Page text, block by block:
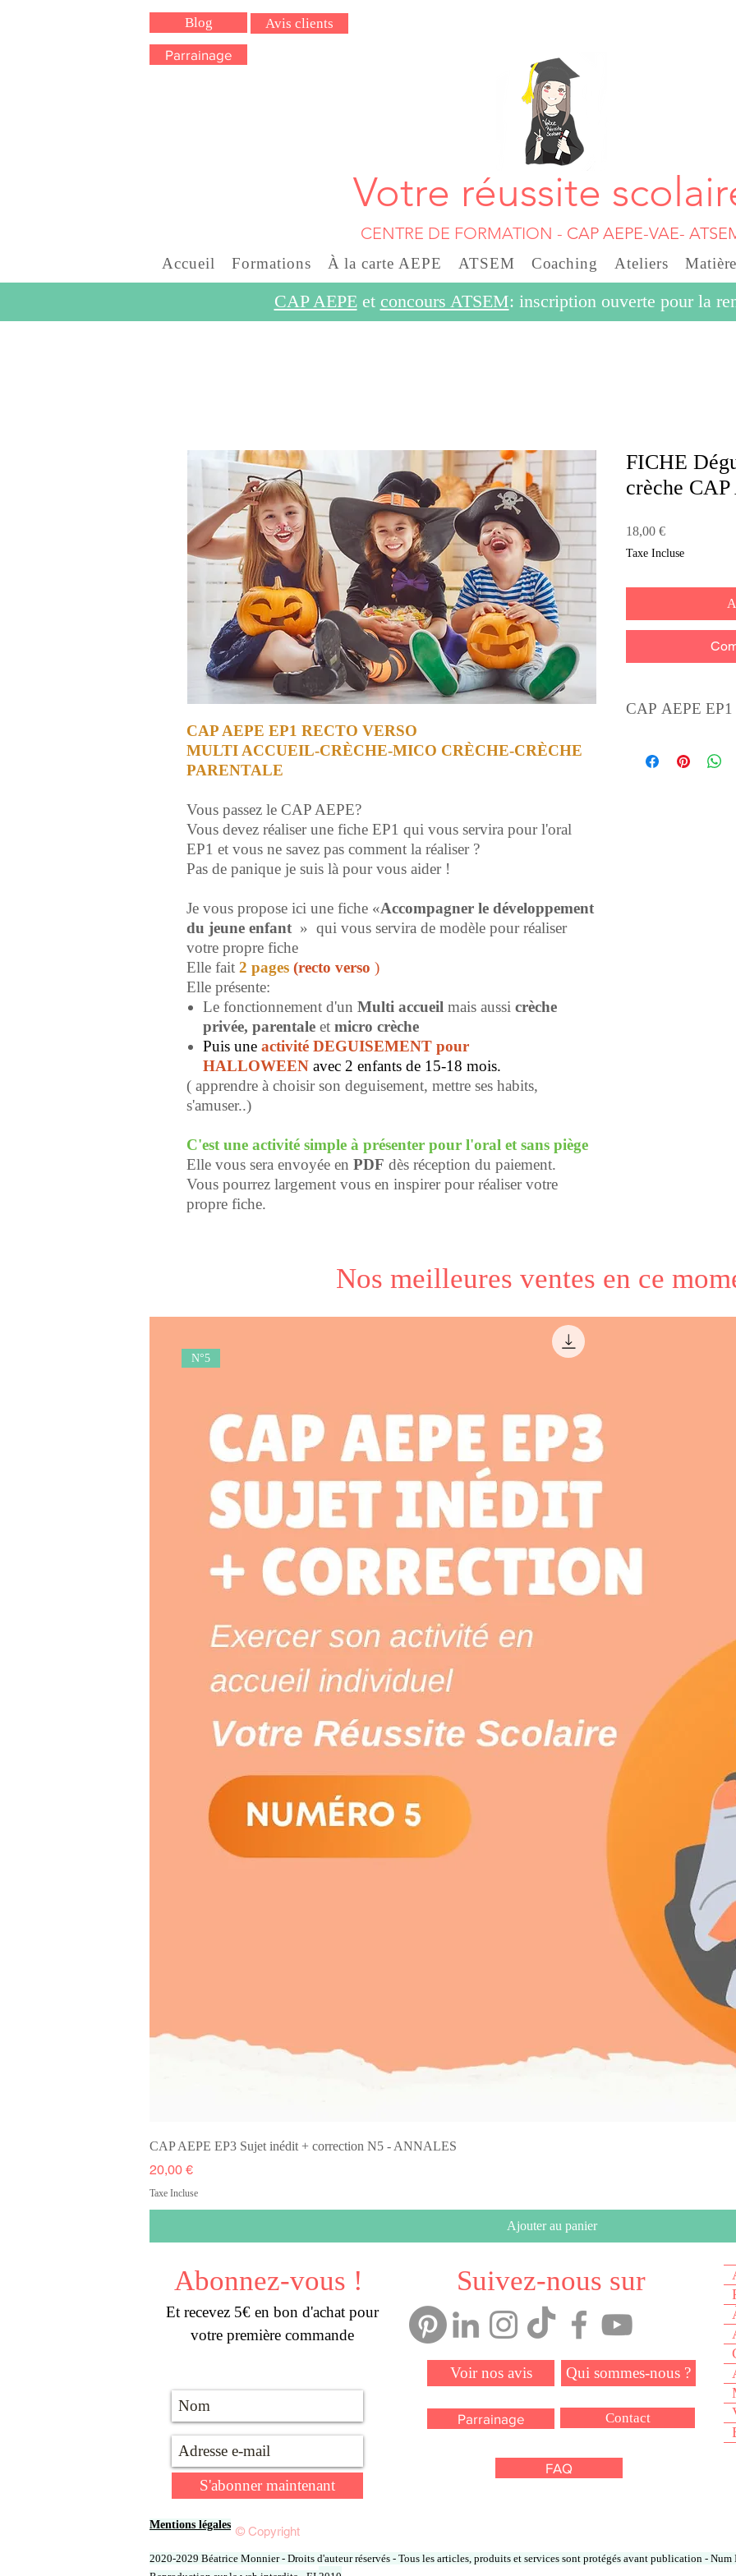
Blog Avis clients
Parrainage
Votre réussite
CENTRE DE FORMATION - CAP AEPE-VAE-
Accueil Formations À la carte AEPE ATSEM Coaching Ateliers
CAP AEPEet concours ATSEM: inscription ouverte pour la
CAP AEPE EP1 RECTO VERSO
MULTI ACCUEIL-CRÈCHE-MICO CRÈCHE-CRÈCHE
PARENTALE
Vous passez le CAP AEPE?
Vous devez réaliser une fiche EP1 qui vous servira pour l'oral
EP1 et vous ne savez pas comment la réaliser ?
Pas de panique je suis là pour vous aider !
Je vous propose ici une fiche «Accompagner le développement
du jeune enfant » qui vous servira de modèle pour réaliser
votre propre fiche
Elle fait 2 pages (recto verso )
Elle présente:
Le fonctionnement d'un Multi accueil mais aussi crèche
privée, parentale et micro crèche
Puis une activité DEGUISEMENT pour
HALLOWEEN avec 2 enfants de 15-18 mois.
( apprendre à choisir son deguisement, mettre ses habits,
s'amuser..)
C'est une activité simple à présenter pour l'oral et sans piège
Elle vous sera envoyée en PDF dès réception du paiement.
Vous pourrez largement vous en inspirer pour réaliser votre
propre fiche.
FICHE
crèche
18,00 €Prix
Taxe Incluse
CAP AEPE EP1
Nos meilleures ventes en ce
N°5
CAP AEPE EP3 Sujet inédit + correction N5 - ANNALES
Prix
20,00 €
Taxe Incluse
Ajouter au panier
Abonnez-vous !
Et recevez 5€ en bon d'achat pour
votre première commande
S'abonner maintenant
Suivez-nous sur
Voir nos avis Qui sommes-nous ?
Parrainage Contact
FAQ
Mentions légales © Copyright
2020-2029 Béatrice Monnier - Droits d'auteur réservés - Tous les articles, produits et services sont protégés avant publication -